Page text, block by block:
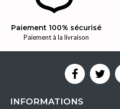
Paiement 100% sécurisé
Paiement à la livraison
INFORMATIONS